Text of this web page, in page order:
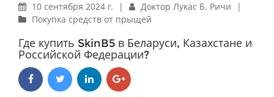
10 сентября 2024 г. | Доктор Лукас Б. Ричи
|
Покупка средств от прыщей
Где купить SkinB5 в Беларуси, Казахстане и
Российской Федерации?